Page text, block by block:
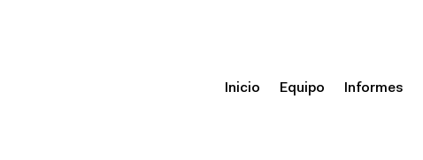
Inicio Equipo Informes